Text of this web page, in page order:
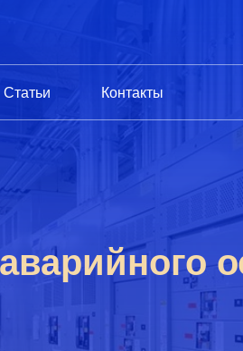
Статьи Контакты